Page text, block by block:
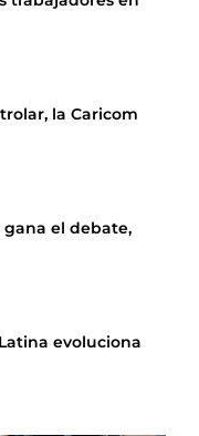
la Caricom
el debate,
evoluciona